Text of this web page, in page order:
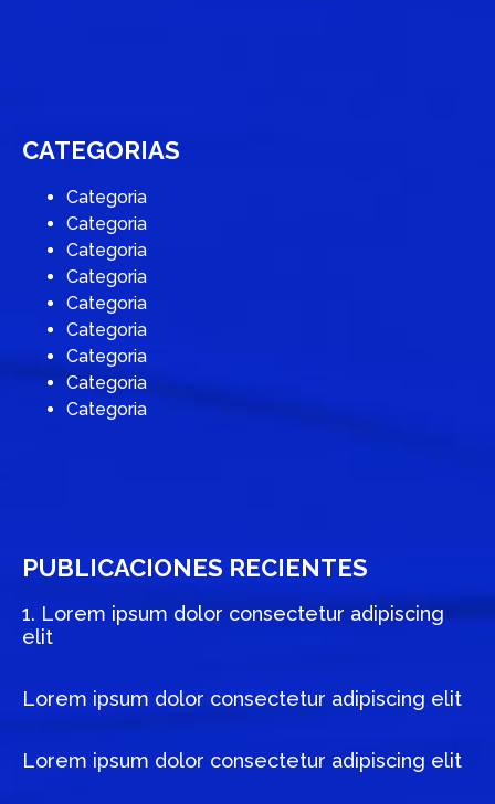
CATEGORIAS
Categoria
Categoria
Categoria
Categoria
Categoria
Categoria
Categoria
Categoria
Categoria
PUBLICACIONES RECIENTES
1. Lorem ipsum dolor consectetur adipiscing
elit
Lorem ipsum dolor consectetur adipiscing elit
Lorem ipsum dolor consectetur adipiscing elit